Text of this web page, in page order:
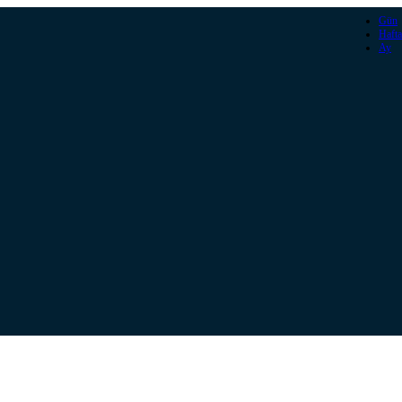
Gün
Hafta
Ay